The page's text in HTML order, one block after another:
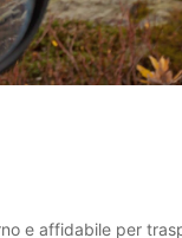
e affidabile per